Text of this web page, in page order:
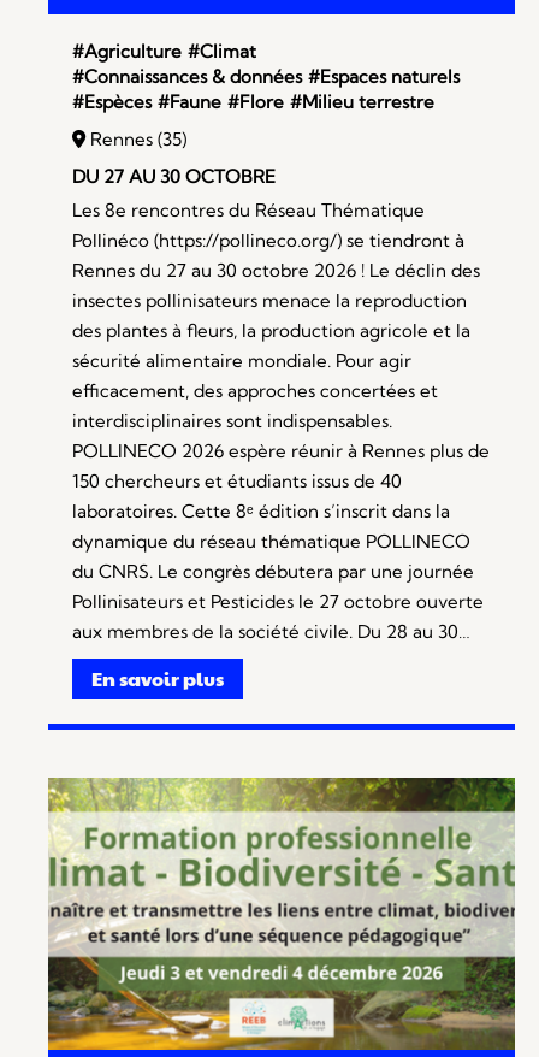
#Agriculture #Climat
#Connaissances & données #Espaces naturels
#Espèces #Faune #Flore #Milieu terrestre
Rennes (35)
DU 27 AU 30 OCTOBRE
Les 8e rencontres du Réseau Thématique
Pollinéco (https://pollineco.org/) se tiendront à
Rennes du 27 au 30 octobre 2026 ! Le déclin des
insectes pollinisateurs menace la reproduction
des plantes à fleurs, la production agricole et la
sécurité alimentaire mondiale. Pour agir
efficacement, des approches concertées et
interdisciplinaires sont indispensables.
POLLINECO 2026 espère réunir à Rennes plus de
150 chercheurs et étudiants issus de 40
laboratoires. Cette 8ᵉ édition s’inscrit dans la
dynamique du réseau thématique POLLINECO
du CNRS. Le congrès débutera par une journée
Pollinisateurs et Pesticides le 27 octobre ouverte
aux membres de la société civile. Du 28 au 30…
En savoir plus